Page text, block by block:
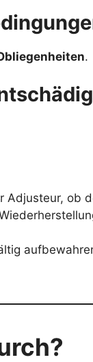
.
Adjusteur, ob